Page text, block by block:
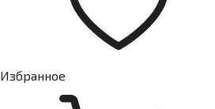
Избранное